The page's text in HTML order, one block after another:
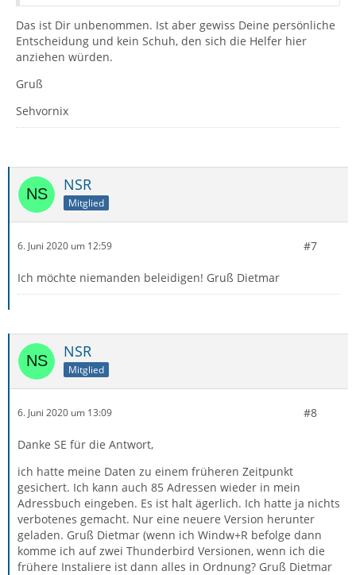
Das ist Dir unbenommen. Ist aber gewiss Deine persönliche
Entscheidung und kein Schuh, den sich die Helfer hier
anziehen würden.
Gruß
Sehvornix
NSR
Mitglied
6. Juni 2020 um 12:59 #7
Ich möchte niemanden beleidigen! Gruß Dietmar
NSR
Mitglied
6. Juni 2020 um 13:09 #8
Danke SE für die Antwort,
ich hatte meine Daten zu einem früheren Zeitpunkt
gesichert. Ich kann auch 85 Adressen wieder in mein
Adressbuch eingeben. Es ist halt ägerlich. Ich hatte ja nichts
verbotenes gemacht. Nur eine neuere Version herunter
geladen. Gruß Dietmar (wenn ich Windw+R befolge dann
komme ich auf zwei Thunderbird Versionen, wenn ich die
frühere Instaliere ist dann alles in Ordnung? Gruß Dietmar